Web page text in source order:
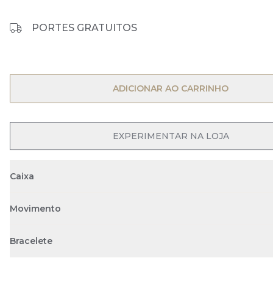
PORTES GRATUITOS
OPEN MENU
ADICIONAR AO CARRINHO
OPEN MENU
EXPERIMENTAR NA LOJA
Caixa
Movimento
Bracelete